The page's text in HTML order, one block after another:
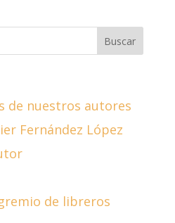
de nuestros autores
Fernández López
de libreros